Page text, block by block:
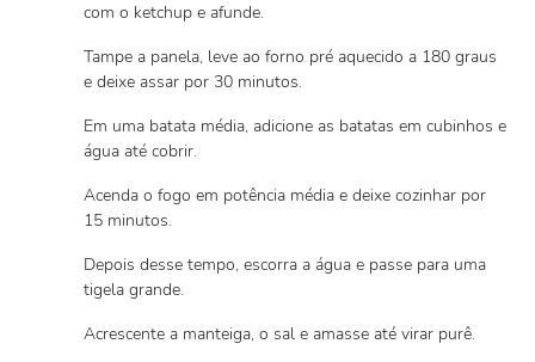
com o ketchup e afunde.
Tampe a panela, leve ao forno pré aquecido a 180 graus
e deixe assar por 30 minutos.
Em uma batata média, adicione as batatas em cubinhos e
água até cobrir.
Acenda o fogo em potência média e deixe cozinhar por
15 minutos.
Depois desse tempo, escorra a água e passe para uma
tigela grande.
Acrescente a manteiga, o sal e amasse até virar purê.